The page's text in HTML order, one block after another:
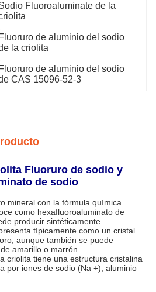
Fluoroaluminate de la
Fluoruro de aluminio del sodio
la criolita
Fluoruro de aluminio del sodio
CAS 15096-52-3
Fluoruro de sodio y
de sodio
mineral con la fórmula química
como hexafluoroaluminato de
producir sintéticamente.
típicamente como un cristal
aunque también se puede
amarillo o marrón.
criolita tiene una estructura cristalina
por iones de sodio (Na +), aluminio